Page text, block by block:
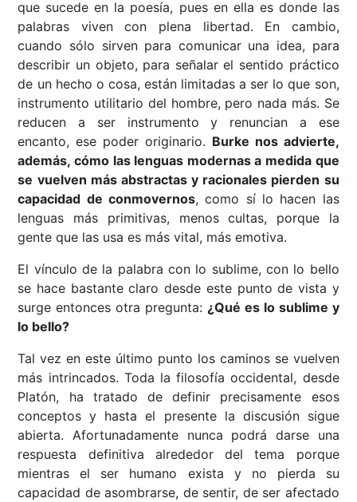
que sucede en la poesía, pues en ella es donde las
palabras viven con plena libertad. En cambio,
cuando sólo sirven para comunicar una idea, para
describir un objeto, para señalar el sentido práctico
de un hecho o cosa, están limitadas a ser lo que son,
instrumento utilitario del hombre, pero nada más. Se
reducen a ser instrumento y renuncian a ese
encanto, ese poder originario. Burke nos advierte,
además, cómo las lenguas modernas a medida que
se vuelven más abstractas y racionales pierden su
capacidad de conmovernos, como sí lo hacen las
lenguas más primitivas, menos cultas, porque la
gente que las usa es más vital, más emotiva.
El vínculo de la palabra con lo sublime, con lo bello
se hace bastante claro desde este punto de vista y
surge entonces otra pregunta: ¿Qué es lo sublime y
lo bello?
Tal vez en este último punto los caminos se vuelven
más intrincados. Toda la filosofía occidental, desde
Platón, ha tratado de definir precisamente esos
conceptos y hasta el presente la discusión sigue
abierta. Afortunadamente nunca podrá darse una
respuesta definitiva alrededor del tema porque
mientras el ser humano exista y no pierda su
capacidad de asombrarse, de sentir, de ser afectado